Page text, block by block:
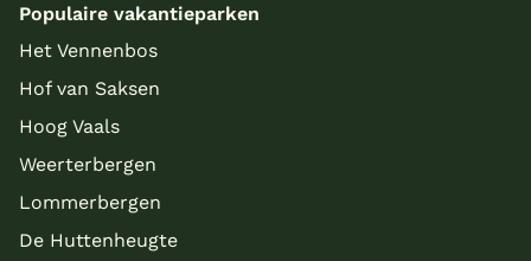
Populaire vakantieparken
Het Vennenbos
Hof van Saksen
Hoog Vaals
Weerterbergen
Lommerbergen
De Huttenheugte